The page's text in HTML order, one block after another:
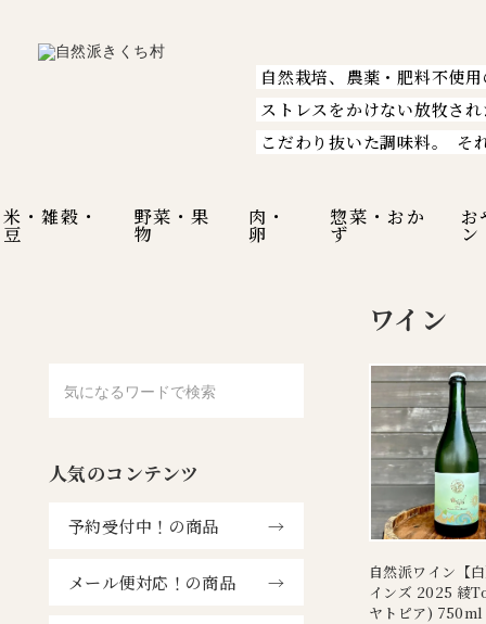
自然栽培、農薬・肥料不使
ストレスをかけない放牧さ
こだわり抜いた調味料。
そ
米・雑穀・
豆
野菜・果
物
肉・
卵
惣菜・おか
ず
お
ン
ワイン
自然派ワイン【
インズ 2025 綾
ヤトピア) 750ml
人気のコンテンツ
予約受付中！の商品
メール便対応！の商品